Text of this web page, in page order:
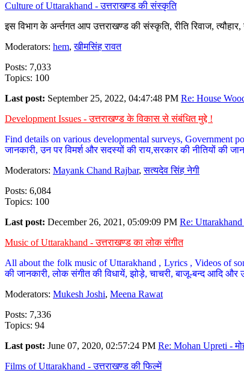
Culture of Uttarakhand - उत्तराखण्ड की संस्कृति
इस विभाग के अर्न्तगत आप उत्तराखण्ड की संस्कृति, रीति रिवाज,
Moderators: hem,खीमसिंह रावत
Posts: 7,033
Topics: 100
Last post: September 25, 2022, 04:47:48 PM Re: House
Development Issues - उत्तराखण्ड के विकास से संबंधित मुद्दे !
Find details on various developmental surveys, Government
जानकारी, उन पर विमर्श और सदस्यों की राय,सरकार की नीतियों की
Moderators: Mayank Chand Rajbar,सत्यदेव सिंह नेगी
Posts: 6,084
Topics: 100
Last post: December 26, 2021, 05:09:09 PM Re:
Music of Uttarakhand - उत्तराखण्ड का लोक संगीत
All about the folk music of Uttarakhand , Lyrics , Videos of
की जानकारी, लोक संगीत की विधायें, झोड़े, चाचरी, बाजू-बन्द आदि
Moderators: Mukesh Joshi, Meena Rawat
Posts: 7,336
Topics: 94
Last post: June 07, 2020, 02:57:24 PM Re: Mohan Upreti -
Films of Uttarakhand - उत्तराखण्ड की फिल्में